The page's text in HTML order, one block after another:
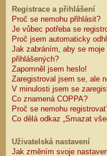
Registrace a přihlášení
Proč se nemohu přihlásit?
Je vůbec potřeba se
Proč jsem automaticky
Jak zabráním, aby se
přihlášených?
Zapomněl jsem heslo!
Zaregistroval jsem se, ale
V minulosti jsem se
Co znamená COPPA?
Proč se nemohu
Co dělá odkaz „Smazat
Uživatelská nastavení
Jak změním svoje